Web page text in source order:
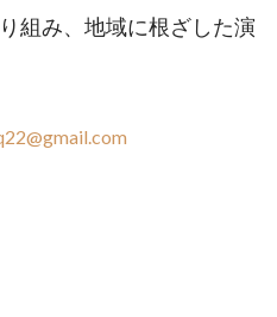
組み、地域に根ざした演